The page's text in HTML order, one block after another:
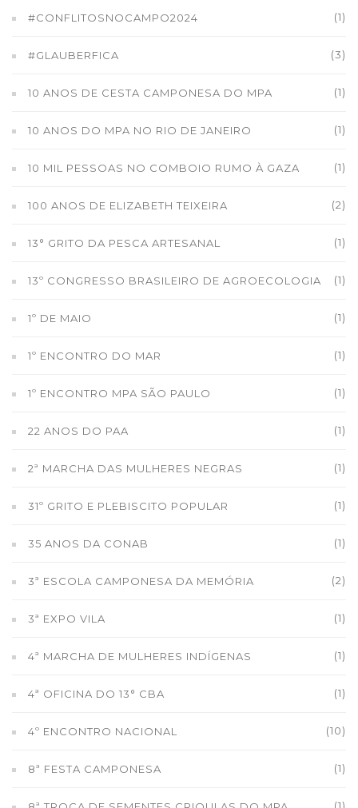
#CONFLITOSNOCAMPO2024 (1)
#GLAUBERFICA (3)
10 ANOS DE CESTA CAMPONESA DO MPA (1)
10 ANOS DO MPA NO RIO DE JANEIRO (1)
10 MIL PESSOAS NO COMBOIO RUMO À GAZA (1)
100 ANOS DE ELIZABETH TEIXEIRA (2)
13° GRITO DA PESCA ARTESANAL (1)
13º CONGRESSO BRASILEIRO DE AGROECOLOGIA (1)
1º DE MAIO (1)
1º ENCONTRO DO MAR (1)
1º ENCONTRO MPA SÃO PAULO (1)
22 ANOS DO PAA (1)
2ª MARCHA DAS MULHERES NEGRAS (1)
31º GRITO E PLEBISCITO POPULAR (1)
35 ANOS DA CONAB (1)
3ª ESCOLA CAMPONESA DA MEMÓRIA (2)
3ª EXPO VILA (1)
4ª MARCHA DE MULHERES INDÍGENAS (1)
4ª OFICINA DO 13° CBA (1)
4º ENCONTRO NACIONAL (10)
8ª FESTA CAMPONESA (1)